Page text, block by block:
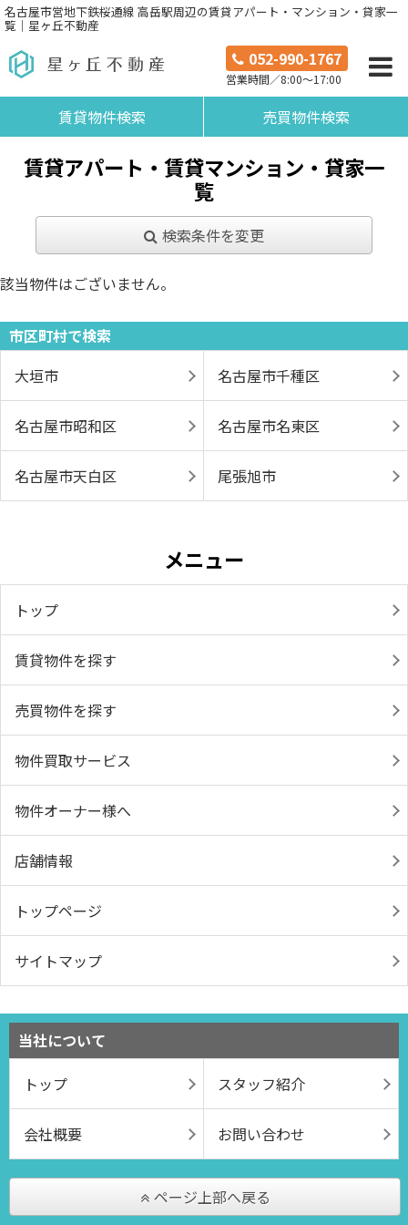
名古屋市営地下鉄桜通線 高岳駅周辺の賃貸アパート・マンション・貸家一
覧｜星ヶ丘不動産
052-990-1767
営業時間／8:00～17:00
賃貸物件検索 売買物件検索
賃貸アパート・賃貸マンション・貸家一
覧
検索条件を変更
該当物件はございません。
市区町村で検索
大垣市
名古屋市千種区
名古屋市昭和区 名古屋市名東区
名古屋市天白区 尾張旭市
メニュー
トップ
賃貸物件を探す
売買物件を探す
物件買取サービス
物件オーナー様へ
店舗情報
トップページ
サイトマップ
当社について
トップ
スタッフ紹介
会社概要 お問い合わせ
ページ上部へ戻る